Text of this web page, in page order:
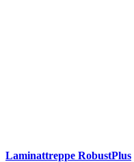
Laminattreppe RobustPlus